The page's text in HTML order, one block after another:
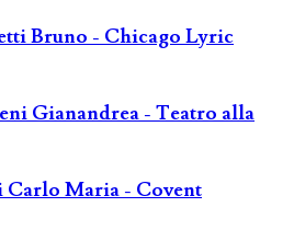
Bruno - Chicago Lyric
Gianandrea - Teatro alla
Carlo Maria - Covent